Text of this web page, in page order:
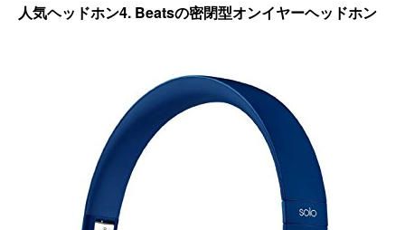
人気ヘッドホン4. Beatsの密閉型オンイヤーヘッドホン